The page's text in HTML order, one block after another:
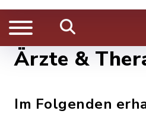
Ärzte &
Im Folgenden